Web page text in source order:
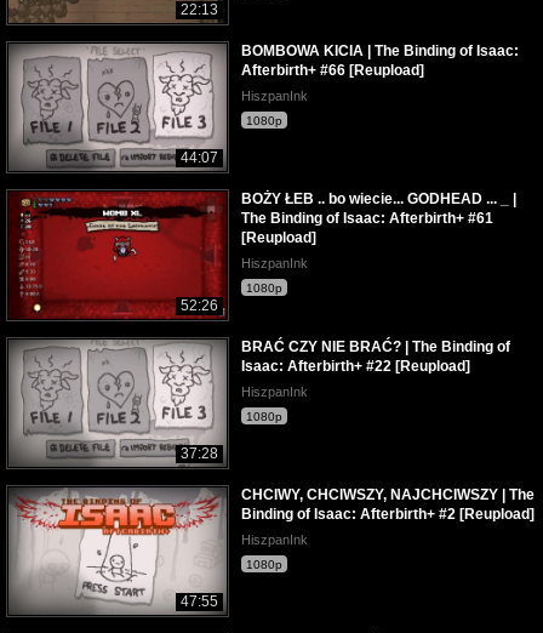
22:13
44:07
BOMBOWA KICIA | The Binding of Isaac:
Afterbirth+ #66 [Reupload]
HiszpanInk
1080p
52:26
BOŻY ŁEB .. bo wiecie... GODHEAD ... _ |
The Binding of Isaac: Afterbirth+ #61
[Reupload]
HiszpanInk
1080p
37:28
BRAĆ CZY NIE BRAĆ? | The Binding of
Isaac: Afterbirth+ #22 [Reupload]
HiszpanInk
1080p
47:55
CHCIWY, CHCIWSZY, NAJCHCIWSZY | The
Binding of Isaac: Afterbirth+ #2 [Reupload]
HiszpanInk
1080p